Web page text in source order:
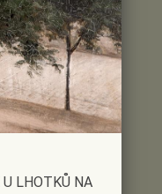
LHOTKŮ NA